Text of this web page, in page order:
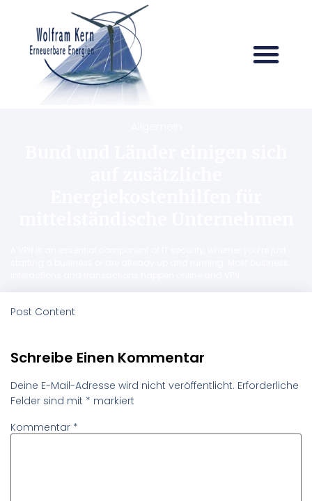
Post Content
Schreibe Einen Kommentar
Deine E-Mail-Adresse wird nicht veröffentlicht. Erforderliche
Felder sind mit * markiert
Kommentar *